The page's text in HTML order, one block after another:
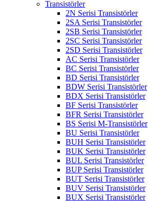
Transistörler
2N Serisi Transistörler
2SA Serisi Transistörler
2SB Serisi Transistörler
2SC Serisi Transistörler
2SD Serisi Transistörler
AC Serisi Transistörler
BC Serisi Transistörler
BD Serisi Transistörler
BDW Serisi Transistörler
BDX Serisi Transistörler
BF Serisi Transistörler
BFR Serisi Transistörler
BS Serisi M-Transistörler
BU Serisi Transistörler
BUH Serisi Transistörler
BUK Serisi Transistörler
BUL Serisi Transistörler
BUP Serisi Transistörler
BUT Serisi Transistörler
BUV Serisi Transistörler
BUX Serisi Transistörler